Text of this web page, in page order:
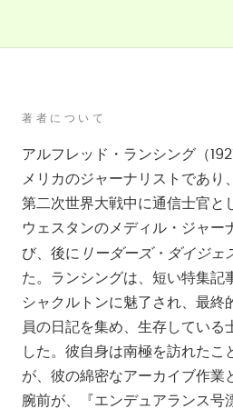
著者について
アルフレッド・ランシング（
メリカのジャーナリストであり
第二次世界大戦中に通信士官と
ウェスタンのメディル・ジャー
び、後に リーダーズ・ダイジェ
た。ランシングは、短い特集記
シャクルトンに魅了され、最終
員の日記を集め、生存している
した。彼自身は南極を訪れたこ
が、彼の綿密なアーカイブ作業
腕前が、『エンデュアランス号